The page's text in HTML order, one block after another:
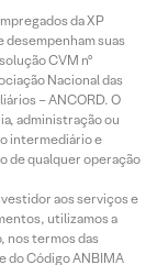
da XP
suas
CVM nº
Nacional das
– ANCORD. O
administração ou
intermediário e
de qualquer operação
aos serviços e
utilizamos a
nos termos das
do Código ANBIMA